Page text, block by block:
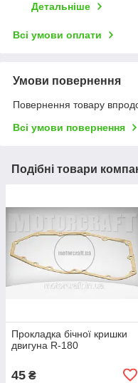
Детальніше
Всі умови оплати
Умови повернення
Повернення товару
Всі умови повернення
Подібні товари
Прокладка бічної кришки
двигуна R-180
45 ₴